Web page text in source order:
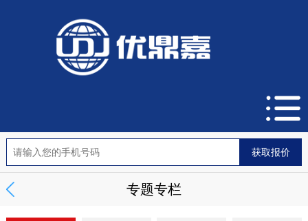
专题专栏